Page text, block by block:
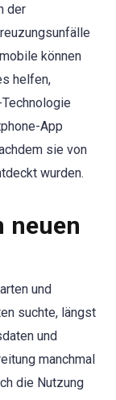
der
können
helfen,
App
sie von
wurden.
neuen
und
suchte, längst
und
manchmal
die Nutzung